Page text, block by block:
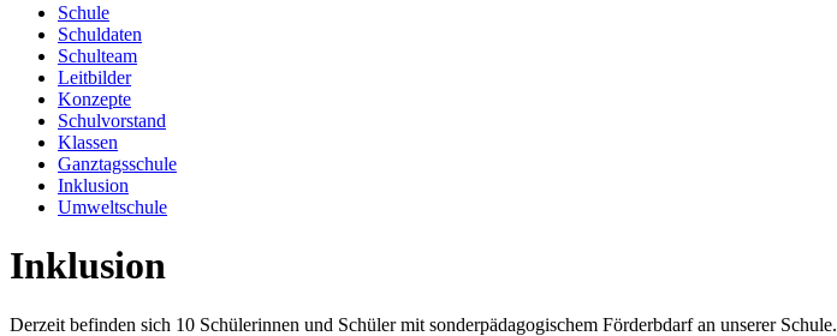
Schule
Schuldaten
Schulteam
Leitbilder
Konzepte
Schulvorstand
Klassen
Ganztagsschule
Inklusion
Umweltschule
Inklusion
Derzeit befinden sich 10 Schülerinnen und Schüler mit sonderpädagogischem Förderbdarf an unserer Schule.